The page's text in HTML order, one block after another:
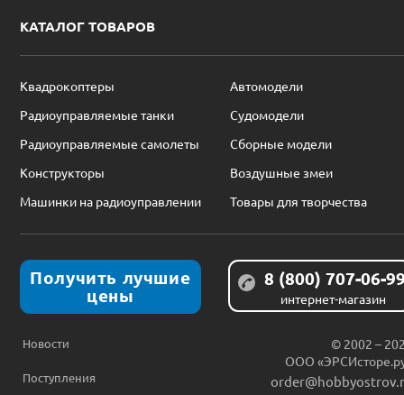
КАТАЛОГ ТОВАРОВ
Квадрокоптеры
Автомодели
Радиоуправляемые танки
Судомодели
Радиоуправляемые самолеты
Сборные модели
Конструкторы
Воздушные змеи
Машинки на радиоуправлении
Товары для творчества
Получить лучшие
цены
8 (800) 707-06-
интернет-магазин
Новости
Поступления
© 2002 –
ООО